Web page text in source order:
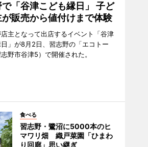
「谷津こども縁日」 子ど
が販売から値付けまで体験
主となって出店するイベント「谷津
日」が8月2日、習志野の「エコトー
野市谷津5）で開催された。
食べる
習志野・鷺沼に5000本のヒ
マワリ畑 織戸菜園「ひまわ
り回廊」思い継ぎ